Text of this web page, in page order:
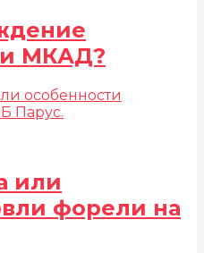
МКАД?
или
форели на